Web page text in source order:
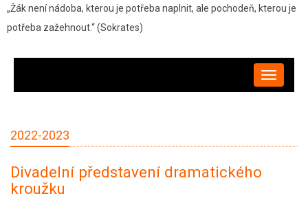
„Žák není nádoba, kterou je potřeba naplnit, ale pochodeň, kterou je
potřeba zažehnout.“ (Sokrates)
2022-2023
Divadelní představení dramatického
kroužku